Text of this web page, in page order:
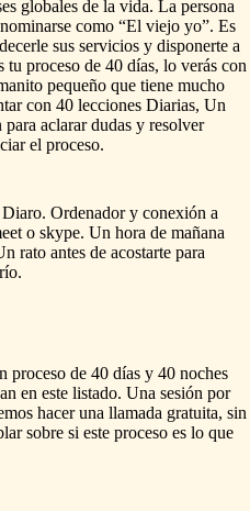
globales de la vida. La persona
como “El viejo yo”. Es
sus servicios y disponerte a
tu proceso de 40 días, lo verás con
pequeño que tiene mucho
con 40 lecciones Diarias, Un
para aclarar dudas y resolver
el proceso.
Diaro. Ordenador y conexión a
o skype. Un hora de mañana
rato antes de acostarte para
proceso de 40 días y 40 noches
en este listado. Una sesión por
hacer una llamada gratuita, sin
sobre si este proceso es lo que